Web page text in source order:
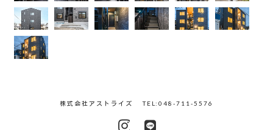
株式会社アストライズ TEL:048-711-5576